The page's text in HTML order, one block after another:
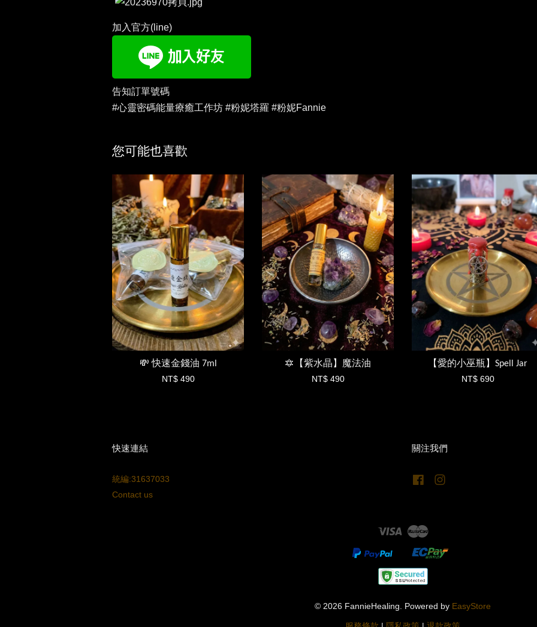
加入官方(line)
告知訂單號碼
#心靈密碼能量療癒工作坊 #粉妮塔羅 #粉妮Fannie
您可能也喜歡
💸 快速金錢油 7ml
NT$ 490
🔯【紫水晶】魔法油
NT$ 490
【愛的小巫瓶】Spell Jar
NT$ 690
快速連結
統編:31637033
Contact us
關注我們
Facebook
Visa Master
© 2026 FannieHealing. Powered by EasyStore